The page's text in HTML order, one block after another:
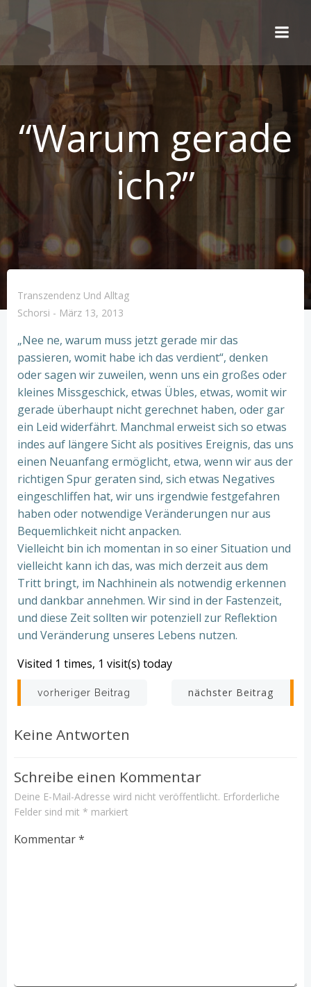
“Warum gerade
ich?”
Transzendenz Und Alltag
Schorsi - März 13, 2013
„Nee ne, warum muss jetzt gerade mir das
passieren, womit habe ich das verdient“, denken
oder sagen wir zuweilen, wenn uns ein großes oder
kleines Missgeschick, etwas Übles, etwas, womit wir
gerade überhaupt nicht gerechnet haben, oder gar
ein Leid widerfährt. Manchmal erweist sich so etwas
indes auf längere Sicht als positives Ereignis, das uns
einen Neuanfang ermöglicht, etwa, wenn wir aus der
richtigen Spur geraten sind, sich etwas Negatives
eingeschliffen hat, wir uns irgendwie festgefahren
haben oder notwendige Veränderungen nur aus
Bequemlichkeit nicht anpacken.
Vielleicht bin ich momentan in so einer Situation und
vielleicht kann ich das, was mich derzeit aus dem
Tritt bringt, im Nachhinein als notwendig erkennen
und dankbar annehmen. Wir sind in der Fastenzeit,
und diese Zeit sollten wir potenziell zur Reflektion
und Veränderung unseres Lebens nutzen.
Visited 1 times, 1 visit(s) today
Beitrags-
Navigation
vorheriger Beitrag
Beitrags-
nächster Beitrag
Keine Antworten
Schreibe einen Kommentar
Deine E-Mail-Adresse wird nicht veröffentlicht. Erforderliche
Felder sind mit * markiert
Kommentar*